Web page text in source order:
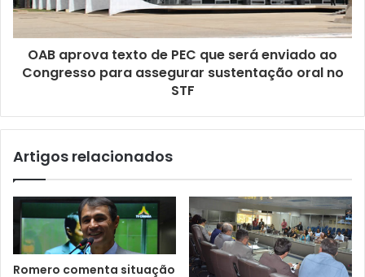
OAB aprova texto de PEC que será enviado ao
Congresso para assegurar sustentação oral no
STF
Artigos relacionados
Romero comenta situação